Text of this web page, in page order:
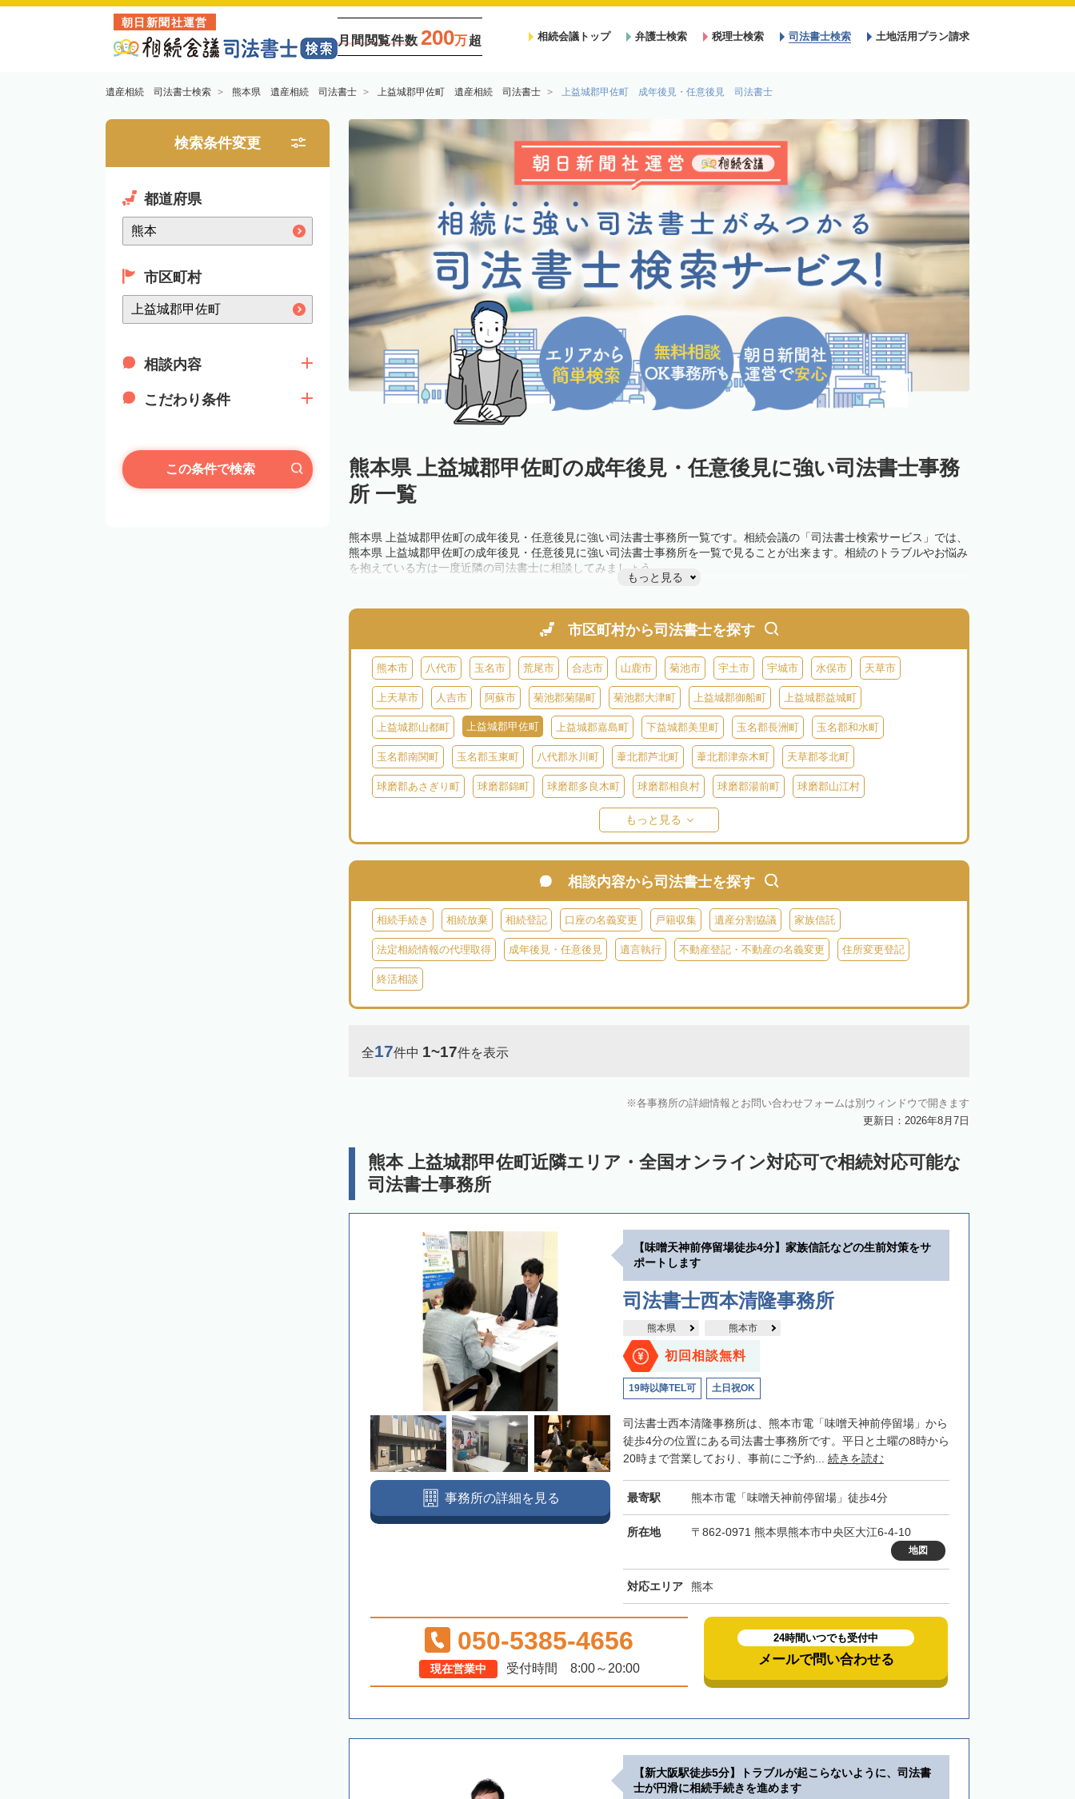
朝日新聞社運営
月間閲覧件数 200万超 相続会議トップ 弁護士検索 税理士検索 司法書士検索 土地活用プラン請求
遺産相続 司法書士検索 熊本県 遺産相続 司法書士 上益城郡甲佐町 遺産相続 司法書士 上益城郡甲佐町 成年後見・任意後見 司法書士
検索条件変更
都道府県
市区町村
相談内容
こだわり条件
この条件で検索
熊本県 上益城郡甲佐町の成年後見・任意後見に強い司法書士事務
所 一覧
熊本県 上益城郡甲佐町の成年後見・任意後見に強い司法書士事務所一覧です。相続会議の「司法書士検索サービス」では、
熊本県 上益城郡甲佐町の成年後見・任意後見に強い司法書士事務所を一覧で見ることが出来ます。相続のトラブルやお悩み
を抱えている方は一度近隣の司法書士に相談してみましょう。
もっと見る
市区町村から司法書士を探す
熊本市 八代市 玉名市 荒尾市 合志市 山鹿市 菊池市 宇土市 宇城市 水俣市 天草市
上天草市 人吉市 阿蘇市 菊池郡菊陽町 菊池郡大津町 上益城郡御船町 上益城郡益城町
上益城郡山都町 上益城郡甲佐町 上益城郡嘉島町 下益城郡美里町 玉名郡長洲町 玉名郡和水町
玉名郡南関町 玉名郡玉東町 八代郡氷川町 葦北郡芦北町 葦北郡津奈木町 天草郡苓北町
球磨郡あさぎり町 球磨郡錦町 球磨郡多良木町 球磨郡相良村 球磨郡湯前町 球磨郡山江村
阿蘇郡南阿蘇村
阿蘇郡南小国町 阿蘇郡産山村
もっと見る
相談内容から司法書士を探す
相続手続き 相続放棄 相続登記 口座の名義変更 戸籍収集 遺産分割協議 家族信託
法定相続情報の代理取得 成年後見・任意後見 遺言執行 不動産登記・不動産の名義変更 住所変更登記
終活相談
全17件中 1~17件を表示
各事務所の詳細情報とお問い合わせフォームは別ウィンドウで開きます
更新日：2026年8月7日
熊本 上益城郡甲佐町近隣エリア・全国オンライン対応可で相続対応可能な
司法書士事務所
【味噌天神前停留場徒歩4分】家族信託などの生前対策をサ
ポートします
司法書士西本清隆事務所
熊本県 熊本市
初回相談無料
19時以降TEL可 土日祝OK
司法書士西本清隆事務所は、熊本市電「味噌天神前停留場」から
徒歩4分の位置にある司法書士事務所です。平日と土曜の8時から
20時まで営業しており、事前にご予約... 続きを読む
最寄駅 熊本市電「味噌天神前停留場」徒歩4分
所在地 〒862-0971 熊本県熊本市中央区大江6-4-10
地図
対応エリア 熊本
事務所の詳細を見る
050-5385-4656
現在営業中 受付時間 8:00～20:00
24時間いつでも受付中
メールで問い合わせる
【新大阪駅徒歩5分】トラブルが起こらないように、司法書
士が円滑に相続手続きを進めます